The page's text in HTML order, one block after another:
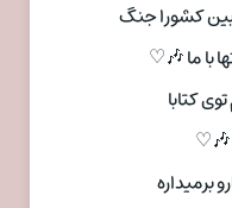
کشورا جنگ
با ما 🎶♡
کتابا
🎶♡
برمیداره